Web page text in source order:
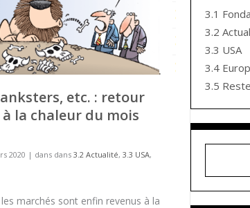
etc. : retour
la chaleur du mois
2020 | dans dans 3.2 Actualité, 3.3 USA,
marchés sont enfin revenus à la
3.1
3.2
3.3 USA
3.4
3.5